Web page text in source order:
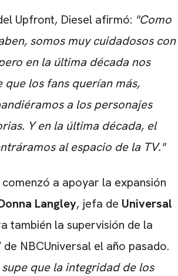
Upfront, Diesel afirmó: "Como
somos muy cuidadosos con
en la última década nos
que los fans querían más,
a los personajes
Y en la última década, el
al espacio de la TV."
a apoyar la expansión
Langley, jefa de Universal
también la supervisión de la
NBCUniversal el año pasado.
que la integridad de los